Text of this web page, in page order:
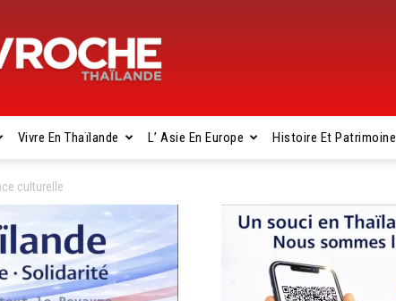
Gavroche
Thaïlande
Vivre En Thaïlande L’ Asie En Europe Histoire Et Patrimoine
culturelle